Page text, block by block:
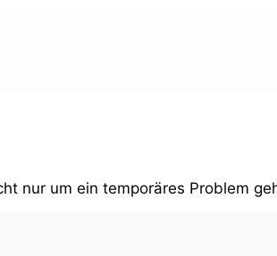
nur um ein temporäres Problem